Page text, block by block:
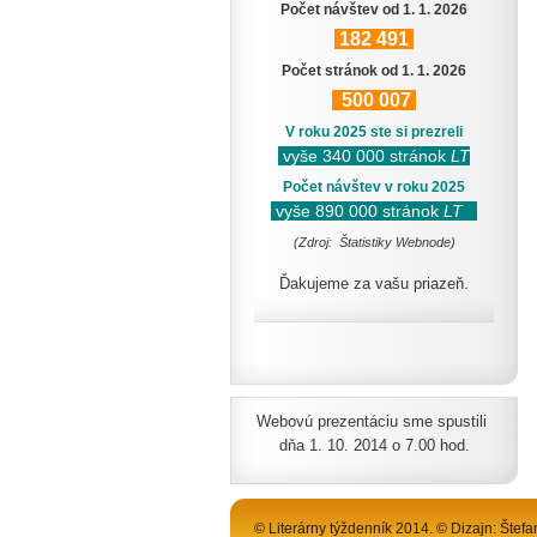
Počet návštev od 1. 1. 2026
182 491
Počet stránok od 1. 1. 2026
500 007
V roku 2025 ste si prezreli
vyše 340 000 stránok LT
Počet návštev v roku 2025
vyše 890 000 stránok LT
(Zdroj: Štatistiky Webnode)
Ďakujeme za vašu priazeň.
Webovú prezentáciu sme spustili
dňa 1. 10. 2014 o 7.00 hod.
© Literárny týždenník 2014. © Dizajn: